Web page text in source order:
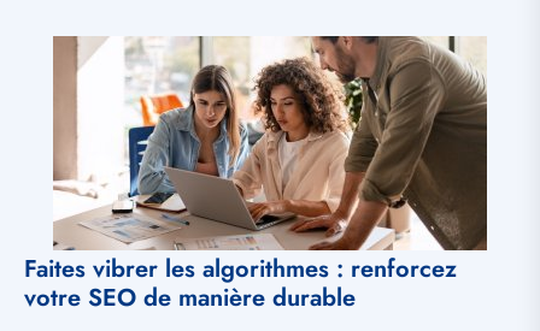
Faites vibrer les algorithmes : renforcez
votre SEO de manière durable